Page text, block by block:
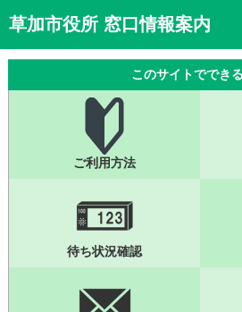
草加市役所 窓口情報案内
トップページ
ご利用方法
窓口混雑状況
待ち状況確認
交付状況確認
メール通知登録
混雑予想カレンダー
このサイトででき
ご利用方法
待ち状況確認